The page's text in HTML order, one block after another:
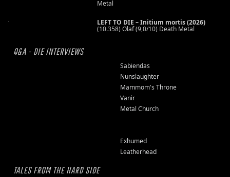
Metal
LEFT TO DIE – Initium mortis (2026)
(10.358) Olaf (9,0/10) Death Metal
Q&A - DIE INTERVIEWS
Sabiendas
Nunslaughter
Mammom's Throne
Vanir
Metal Church
Exhumed
Leatherhead
TALES FROM THE HARD SIDE